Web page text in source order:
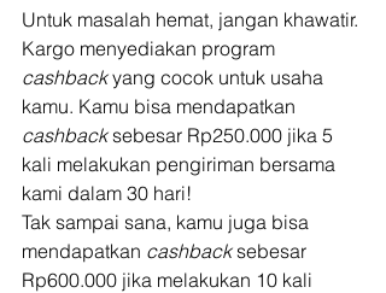
Untuk masalah hemat, jangan khawatir.
Kargo menyediakan program
cashback yang cocok untuk usaha
kamu. Kamu bisa mendapatkan
cashback sebesar Rp250.000 jika 5
kali melakukan pengiriman bersama
kami dalam 30 hari!
Tak sampai sana, kamu juga bisa
mendapatkan cashback sebesar
Rp600.000 jika melakukan 10 kali